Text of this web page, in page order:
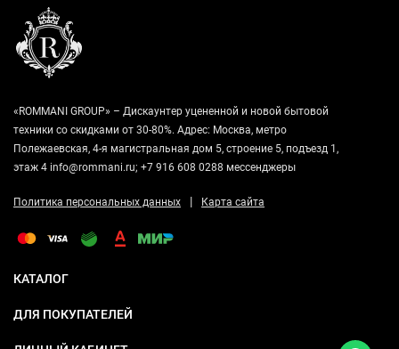
«ROMMANI GROUP» – Дискаунтер уцененной и новой бытовой
техники со скидками от 30-80%. Адрес: Москва, метро
Полежаевская, 4-я магистральная дом 5, строение 5, подъезд 1,
этаж 4 info@rommani.ru; +7 916 608 0288 мессенджеры
Политика персональных данных | Карта сайта
КАТАЛОГ
ДЛЯ ПОКУПАТЕЛЕЙ